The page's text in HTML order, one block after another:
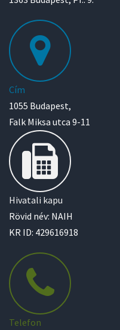
Cím
1055 Budapest,
Falk Miksa utca 9-11
Hivatali kapu
Rövid név: NAIH
KR ID: 429616918
Telefon